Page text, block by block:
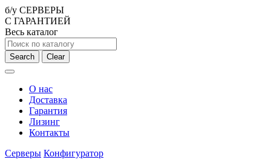
б/у СЕРВЕРЫ
С ГАРАНТИЕЙ
Весь каталог
Search Clear
О нас
Доставка
Гарантия
Лизинг
Контакты
Серверы Конфигуратор